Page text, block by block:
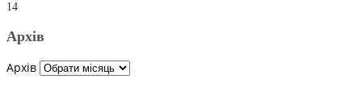
14
Архів
Архів